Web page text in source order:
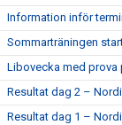
Information inför
Sommarträningen
Libovecka med
Resultat dag 2 –
Resultat dag 1 –